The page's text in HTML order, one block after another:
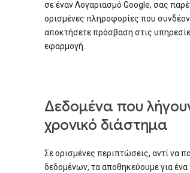
σε έναν Λογαριασμό Google, σας
ορισμένες πληροφορίες που
αποκτήσετε πρόσβαση στις
εφαρμογή.
Δεδομένα που
χρονικό διάστημα
Σε ορισμένες περιπτώσεις, αντί να
δεδομένων, τα αποθηκεύουμε για